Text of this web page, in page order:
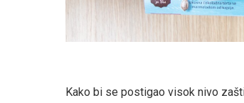
Kako bi se postigao visok nivo